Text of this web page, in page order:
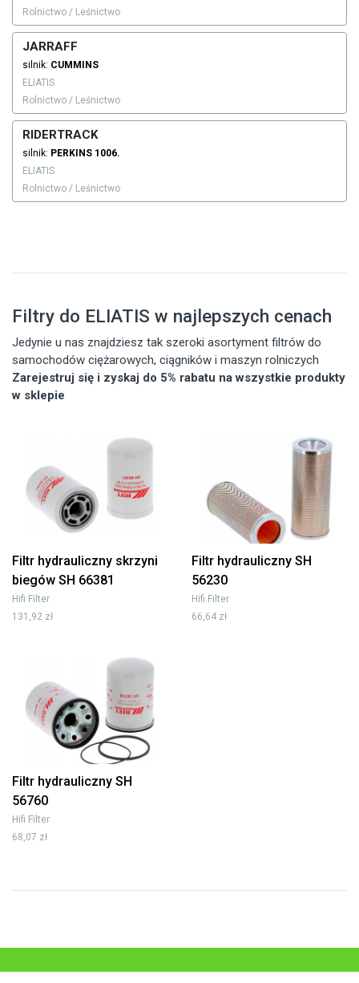
Rolnictwo / Leśnictwo
JARRAFF
silnik: CUMMINS
ELIATIS
Rolnictwo / Leśnictwo
RIDERTRACK
silnik: PERKINS 1006.
ELIATIS
Rolnictwo / Leśnictwo
Filtry do ELIATIS w najlepszych cenach
Jedynie u nas znajdziesz tak szeroki asortyment filtrów do
samochodów ciężarowych, ciągników i maszyn rolniczych
Zarejestruj się i zyskaj do 5% rabatu na wszystkie produkty
w sklepie
Filtr hydrauliczny skrzyni
biegów SH 66381
Hifi Filter
131,92 zł
Filtr hydrauliczny SH
56230
Hifi Filter
66,64 zł
Filtr hydrauliczny SH
56760
Hifi Filter
68,07 zł